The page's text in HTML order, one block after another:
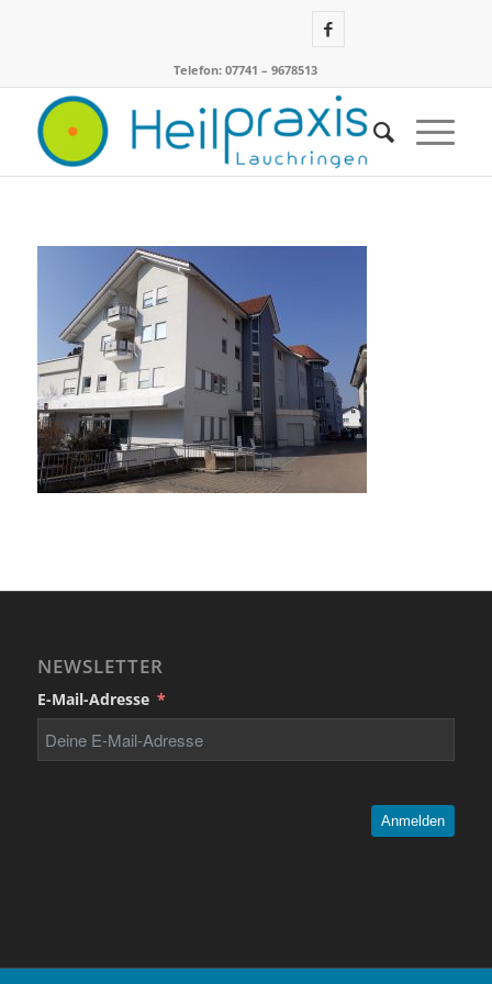
Telefon: 07741 – 9678513
NEWSLETTER
E-Mail-Adresse
Anmelden